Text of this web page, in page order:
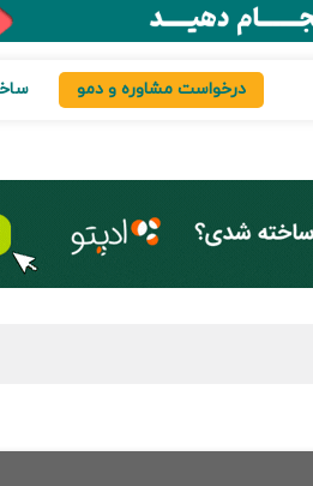
درخواست مشاوره و دمو